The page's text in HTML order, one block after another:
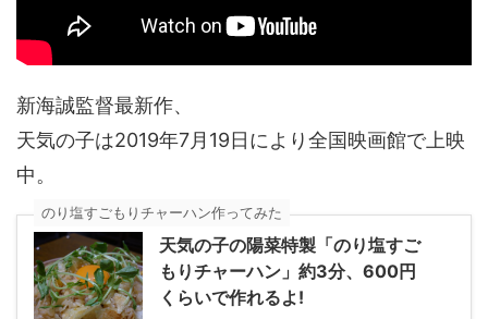
新海誠監督最新作、
天気の子は2019年7月19日により全国映画館で上映
中。
のり塩すごもりチャーハン作ってみた
天気の子の陽菜特製「のり塩すご
もりチャーハン」約3分、600円
くらいで作れるよ!